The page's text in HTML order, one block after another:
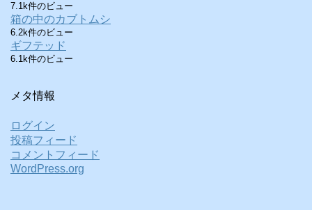
7.1k件のビュー
箱の中のカブトムシ
6.2k件のビュー
ギフテッド
6.1k件のビュー
メタ情報
ログイン
投稿フィード
コメントフィード
WordPress.org